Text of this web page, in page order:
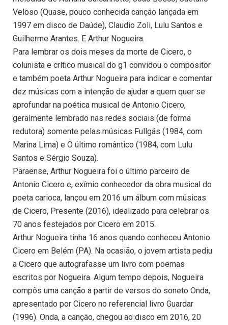
Veloso (Quase, pouco conhecida canção lançada em
1997 em disco de Daúde), Claudio Zoli, Lulu Santos e
Guilherme Arantes. E Arthur Nogueira.
Para lembrar os dois meses da morte de Cicero, o
colunista e crítico musical do g1 convidou o compositor
e também poeta Arthur Nogueira para indicar e comentar
dez músicas com a intenção de ajudar a quem quer se
aprofundar na poética musical de Antonio Cicero,
geralmente lembrado nas redes sociais (de forma
redutora) somente pelas músicas Fullgás (1984, com
Marina Lima) e O último romântico (1984, com Lulu
Santos e Sérgio Souza).
Paraense, Arthur Nogueira foi o último parceiro de
Antonio Cicero e, exímio conhecedor da obra musical do
poeta carioca, lançou em 2016 um álbum com músicas
de Cicero, Presente (2016), idealizado para celebrar os
70 anos festejados por Cicero em 2015.
Arthur Nogueira tinha 16 anos quando conheceu Antonio
Cicero em Belém (PA). Na ocasião, o jovem artista pediu
a Cicero que autografasse um livro com poemas
escritos por Nogueira. Algum tempo depois, Nogueira
compôs uma canção a partir de versos do soneto Onda,
apresentado por Cicero no referencial livro Guardar
(1996). Onda, a canção, chegou ao disco em 2016, 20